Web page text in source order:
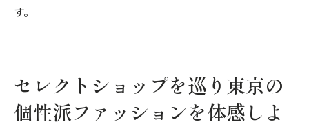
す。
セレクトショップを巡り東京の
個性派ファッションを体感しよ